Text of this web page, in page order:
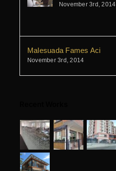
November 3rd, 2014
Malesuada Fames Aci
November 3rd, 2014